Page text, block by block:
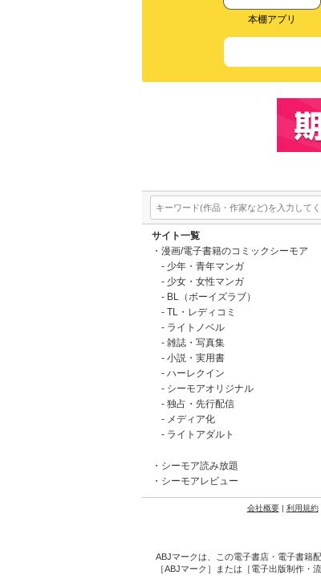
本棚アプリ
サイト一覧
漫画/電子書籍のコミックシーモア
少年・青年マンガ
少女・女性マンガ
BL（ボーイズラブ）
TL・レディコミ
ライトノベル
雑誌・写真集
小説・実用書
ハーレクイン
シーモアオリジナル
独占・先行配信
メディア化
ライトアダルト
シーモア読み放題
シーモアレビュー
会社概要| 利用規約
ABJマークは、この電子書店・電子書籍
［ABJマーク］または［電子出版制作・